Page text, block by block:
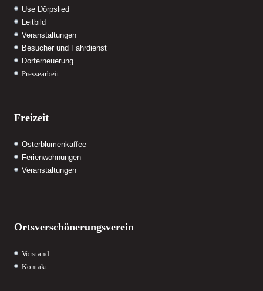
Use Dörpslied
Leitbild
Veranstaltungen
Besucher und Fahrdienst
Dorferneuerung
Pressearbeit
Freizeit
Osterblumenkaffee
Ferienwohnungen
Veranstaltungen
Ortsverschönerungsverein
Vorstand
Kontakt